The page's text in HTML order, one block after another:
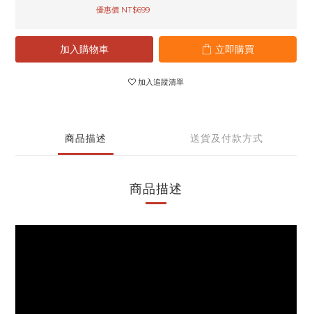
優惠價 NT$699
加入購物車 立即購買
加入追蹤清單
商品描述 送貨及付款方式
商品描述